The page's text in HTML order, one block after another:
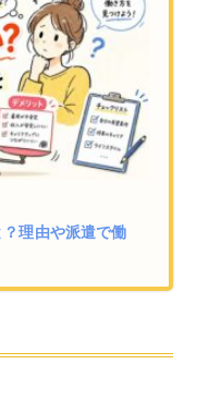
理由や派遣で働